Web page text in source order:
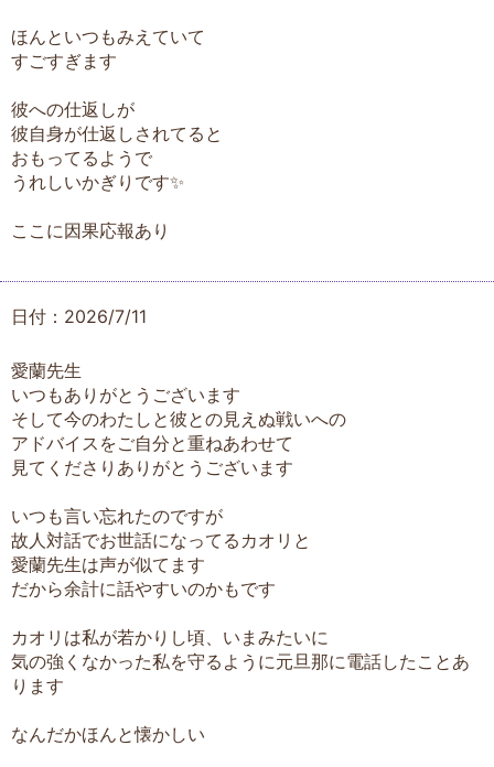
ほんといつもみえていて
すごすぎます
彼への仕返しが
彼自身が仕返しされてると
おもってるようで
うれしいかぎりです✨
ここに因果応報あり
日付：2026/7/11
愛蘭先生
いつもありがとうございます
そして今のわたしと彼との見えぬ戦いへの
アドバイスをご自分と重ねあわせて
見てくださりありがとうございます
いつも言い忘れたのですが
故人対話でお世話になってるカオリと
愛蘭先生は声が似てます
だから余計に話やすいのかもです
カオリは私が若かりし頃、いまみたいに
気の強くなかった私を守るように元旦那に電話したことあ
ります
なんだかほんと懐かしい